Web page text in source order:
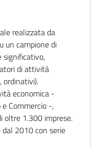
realizzata da
un campione di
significativo,
di attività
ordinativi).
economica -
Commercio -,
oltre 1.300 imprese.
2010 con serie